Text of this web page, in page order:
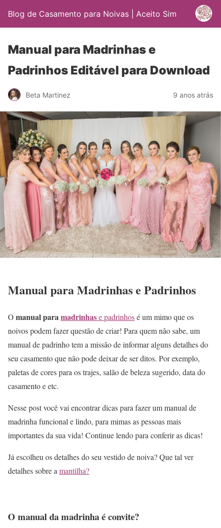
Blog de Casamento para Noivas | Aceito Sim
Manual para Madrinhas e
Padrinhos Editável para Download
Beta Martinez 9 anos atrás
Manual para Madrinhas e Padrinhos
O manual paramadrinhase padrinhosé um mimo que os
noivos podem fazer questão de criar! Para quem não sabe, um
manual de padrinho tem a missão de informar alguns detalhes do
seu casamento que não pode deixar de ser ditos. Por exemplo,
paletas de cores para os trajes, salão de beleza sugerido, data do
casamento e etc.
Nesse post você vai encontrar dicas para fazer um manual de
madrinha funcional e lindo, para mimas as pessoas mais
importantes da sua vida! Continue lendo para conferir as dicas!
Já escolheu os detalhes do seu vestido de noiva? Que tal ver
detalhes sobre a mantilha?
O manual da madrinha é convite?